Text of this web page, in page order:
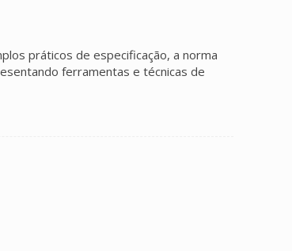
práticos de especificação, a norma
ferramentas e técnicas de